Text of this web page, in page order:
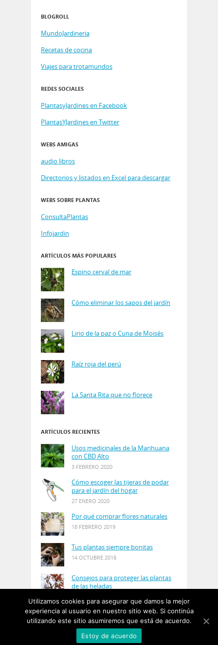
BLOGROLL
MundoJardineria
Recetas de cocina
Viajes para trotamundos
REDES SOCIALES
PlantasyJardines en Facebook
PlantasYJardines en Twitter
WEBS AMIGAS
audio libros
Directorios y listados en Excel para descargar
WEBS SOBRE PLANTAS
ConsultaPlantas
Infojardin
ARTÍCULOS MÁS POPULARES
Espino cerval de mar
Cómo eliminar los sapos del jardín
Lirio de la paz o Cuna de Moisés
Raíz roja del perú
La Santa Rita que no florece
ARTÍCULOS RECIENTES
Usos medicinales de la Marihuana
con CBD Alto
3 FEBRERO 2020
Cómo escoger las tijeras de podar
para el jardín del hogar
27 ENERO 2020
Por qué comprar flores naturales
18 FEBRERO 2019
Tus plantas siempre bonitas
14 OCTUBRE 2018
Consejos para proteger las plantas
de las heladas
© Copyright 2019PlantasyJardines· Designed by
Utilizamos cookies para asegurar que damos la mejor
experiencia al usuario en nuestro sitio web. Si continúa
utilizando este sitio asumiremos que está de acuerdo.
Estoy de acuerdo